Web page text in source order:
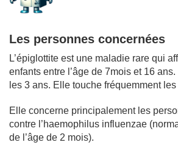
Les personnes concernées
L’épiglottite est une maladie rare qui
enfants entre l’âge de 7mois et 16
les 3 ans. Elle touche fréquemment
Elle concerne principalement les
contre l’haemophilus influenzae
de l’âge de 2 mois).